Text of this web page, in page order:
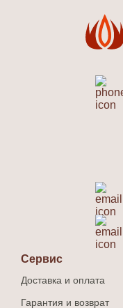
Сервис
Доставка и оплата
Гарантия и возврат